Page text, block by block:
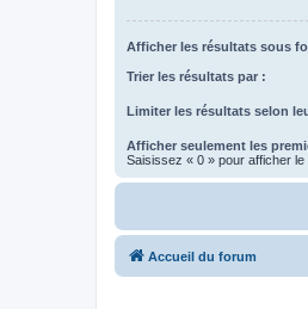
Afficher les résultats sous
Trier les résultats par :
Limiter les résultats selon
Afficher seulement les
Saisissez « 0 » pour afficher
Accueil du forum